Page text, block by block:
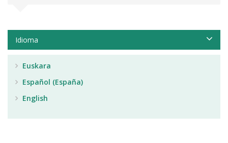
Idioma
Euskara
Español (España)
English